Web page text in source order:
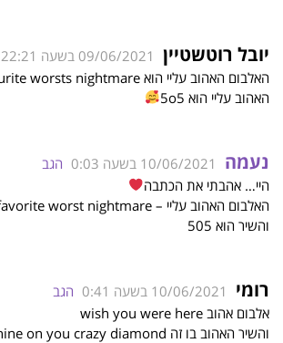
יובל רוטשטיין 09/06/2021 בשעה 22:21
האהוב עליי הוא 5o5
נעמה 10/06/2021 בשעה 0:03
הגב
היי… אהבתי את הכתבה
האלבום האהוב עליי – favorite worst nightmare
והשיר הוא 505
רומי 10/06/2021 בשעה 0:41
הגב
אלבום אהוב wish you were here
והשיר האהוב בו זה shine on you crazy diamond